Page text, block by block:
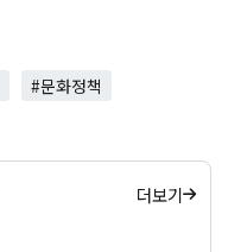
#문화정책
더보기